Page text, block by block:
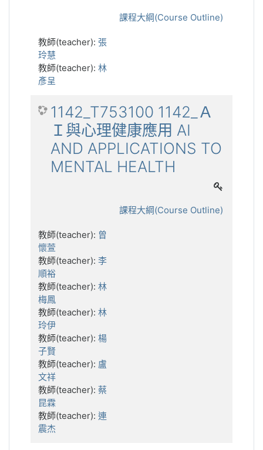
課程大綱(Course Outline)
教師(teacher): 張
玲慧
教師(teacher): 林
彥呈
1142_T753100 1142_Ａ
Ｉ與心理健康應用 AI
AND APPLICATIONS TO
MENTAL HEALTH
課程大綱(Course Outline)
教師(teacher): 曾
懷萱
教師(teacher): 李
順裕
教師(teacher): 林
梅鳳
教師(teacher): 林
玲伊
教師(teacher): 楊
子賢
教師(teacher): 盧
文祥
教師(teacher): 蔡
昆霖
教師(teacher): 連
震杰